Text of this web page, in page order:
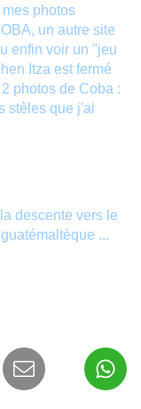
photos
un autre site
enfin voir un "jeu
Itza est fermé
photos de Coba :
stèles que j'ai
descente vers le
...